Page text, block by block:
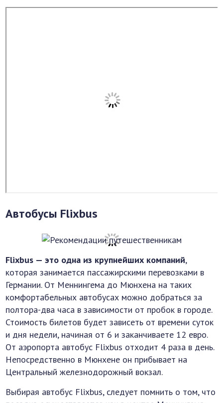
Автобусы Flixbus
Flixbus — это одна из крупнейших компаний,
которая занимается пассажирскими перевозками в
Германии. От Меннингема до Мюнхена на таких
комфортабельных автобусах можно добраться за
полтора-два часа в зависимости от пробок в городе.
Стоимость билетов будет зависеть от времени суток
и дня недели, начиная от 6 и заканчиваете 12 евро.
От аэропорта автобус Flixbus отходит 4 раза в день.
Непосредственно в Мюнхене он прибывает на
Центральный железнодорожный вокзал.
Выбирая автобус Flixbus, следует помнить о том, что